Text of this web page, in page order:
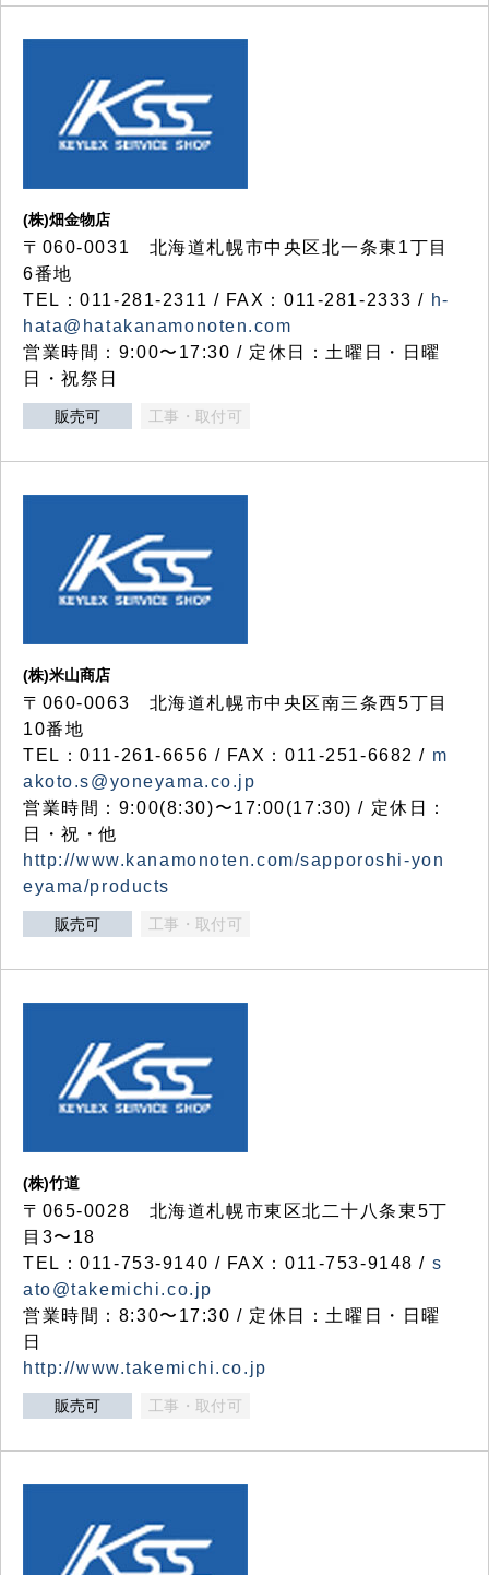
(株)畑金物店
〒060-0031 北海道札幌市中央区北一条東1丁目
6番地
TEL：011-281-2311 / FAX：011-281-2333 / h-
hata@hatakanamonoten.com
営業時間：9:00〜17:30 / 定休日：土曜日・日曜
日・祝祭日
販売可 工事・取付可
(株)米山商店
〒060-0063 北海道札幌市中央区南三条西5丁目
10番地
TEL：011-261-6656 / FAX：011-251-6682 / m
akoto.s@yoneyama.co.jp
営業時間：9:00(8:30)〜17:00(17:30) / 定休日：
日・祝・他
http://www.kanamonoten.com/sapporoshi-yon
eyama/products
販売可 工事・取付可
(株)竹道
〒065-0028 北海道札幌市東区北二十八条東5丁
目3〜18
TEL：011-753-9140 / FAX：011-753-9148 / s
ato@takemichi.co.jp
営業時間：8:30〜17:30 / 定休日：土曜日・日曜
日
http://www.takemichi.co.jp
販売可 工事・取付可